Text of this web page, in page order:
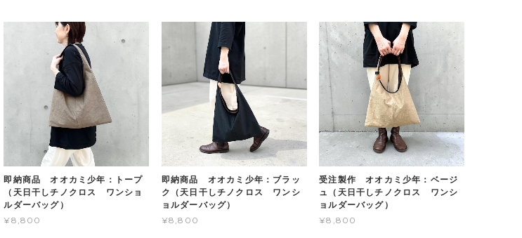
即納商品 オオカミ少年：トープ
（天日干しチノクロス ワンショ
ルダーバッグ）
¥8,800
即納商品 オオカミ少年：ブラッ
ク（天日干しチノクロス ワンシ
ョルダーバッグ）
¥8,800
受注製作 オオカミ少年：ベージ
ュ（天日干しチノクロス ワンシ
ョルダーバッグ）
¥8,800